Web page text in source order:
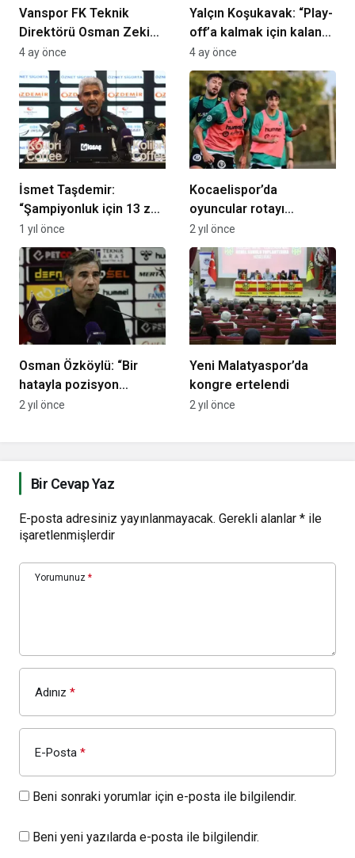
Vanspor FK Teknik
Direktörü Osman Zeki
Korkmaz: “İçeride
konuştuk… Bize
yakışmadı”
4 ay önce
Yalçın Koşukavak: “Play-
off’a kalmak için kalan
maçlarda aynı özveriyle
devam edeceğiz”
4 ay önce
İsmet Taşdemir:
“Şampiyonluk için 13 zor
maçımız daha var”
1 yıl önce
Kocaelispor’da
oyuncular rotayı
Ümraniyespor maçına
çevirdi
2 yıl önce
Osman Özköylü: “Bir
hatayla pozisyon
vermediğimiz rakibimiz
2 yıl önce
Yeni Malatyaspor’da
kongre ertelendi
2 yıl önce
Bir Cevap Yaz
E-posta adresiniz yayınlanmayacak. Gerekli alanlar * ile
işaretlenmişlerdir
Yorumunuz *
Adınız *
E-Posta *
Beni sonraki yorumlar için e-posta ile bilgilendir.
Beni yeni yazılarda e-posta ile bilgilendir.